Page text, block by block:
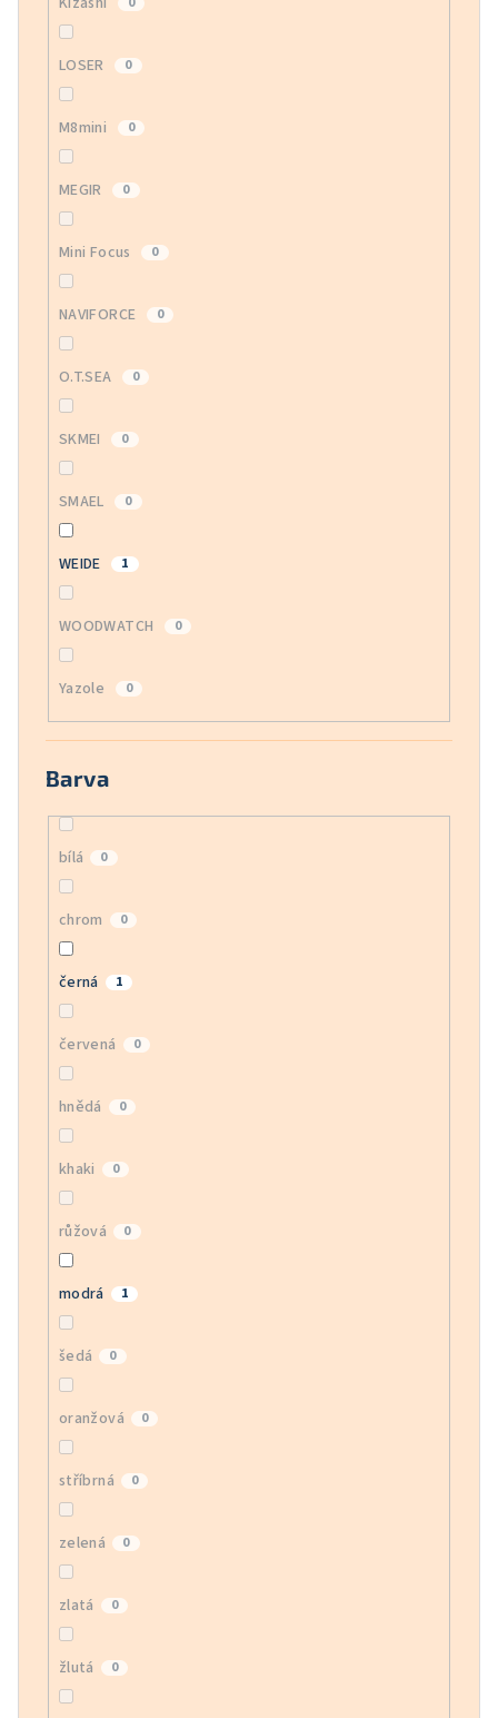
LOSER 0
M8mini 0
MEGIR 0
Mini Focus 0
NAVIFORCE 0
O.T.SEA 0
SKMEI 0
SMAEL 0
WEIDE 1
WOODWATCH 0
Yazole 0
Barva
bílá 0
chrom 0
černá 1
červená 0
hnědá 0
khaki 0
růžová 0
modrá 1
šedá 0
oranžová 0
stříbrná 0
zelená 0
zlatá 0
žlutá 0